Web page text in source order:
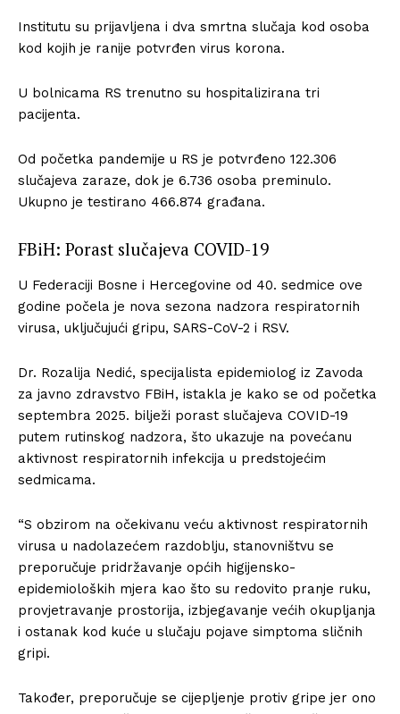
Institutu su prijavljena i dva smrtna slučaja kod osoba
kod kojih je ranije potvrđen virus korona.
U bolnicama RS trenutno su hospitalizirana tri
pacijenta.
Od početka pandemije u RS je potvrđeno 122.306
slučajeva zaraze, dok je 6.736 osoba preminulo.
Ukupno je testirano 466.874 građana.
FBiH: Porast slučajeva COVID-19
U Federaciji Bosne i Hercegovine od 40. sedmice ove
godine počela je nova sezona nadzora respiratornih
virusa, uključujući gripu, SARS-CoV-2 i RSV.
Dr. Rozalija Nedić, specijalista epidemiolog iz Zavoda
za javno zdravstvo FBiH, istakla je kako se od početka
septembra 2025. bilježi porast slučajeva COVID-19
putem rutinskog nadzora, što ukazuje na povećanu
aktivnost respiratornih infekcija u predstojećim
sedmicama.
“S obzirom na očekivanu veću aktivnost respiratornih
virusa u nadolazećem razdoblju, stanovništvu se
preporučuje pridržavanje općih higijensko-
epidemioloških mjera kao što su redovito pranje ruku,
provjetravanje prostorija, izbjegavanje većih okupljanja
i ostanak kod kuće u slučaju pojave simptoma sličnih
gripi.
Također, preporučuje se cijepljenje protiv gripe jer ono